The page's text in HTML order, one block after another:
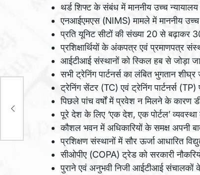
थर्ड शिफ्ट के संबंध में माननीय उच्च
एनआईएमएस (NIMS) मामले में माननीय
प्रति यूनिट सीटों की संख्या 20 से बढ़ाकर
प्रशिक्षार्थियों के अंकपत्र एवं प्रमाणपत्र
आईटीआई संस्थानों को स्किल हब से जोड़ा
सभी ट्रेनिंग पार्टनर्स का लंबित भुगतान शीघ्र
ट्रेनिंग सेंटर (TC) एवं ट्रेनिंग पार्टनर्स
पिछले पांच वर्षों में प्रवेश न मिलने के कारण
पूरे देश के लिए ‘एक देश, एक पोर्टल’ व्यवस्था
कौशल भवन में अधिकारियों के समक्ष अपनी
प्रशिक्षण संस्थानों में सौर ऊर्जा आधारित
सीओपीए (COPA) ट्रेड को सरकारी
पुराने एवं अनुभवी निजी आईटीआई संचालकों